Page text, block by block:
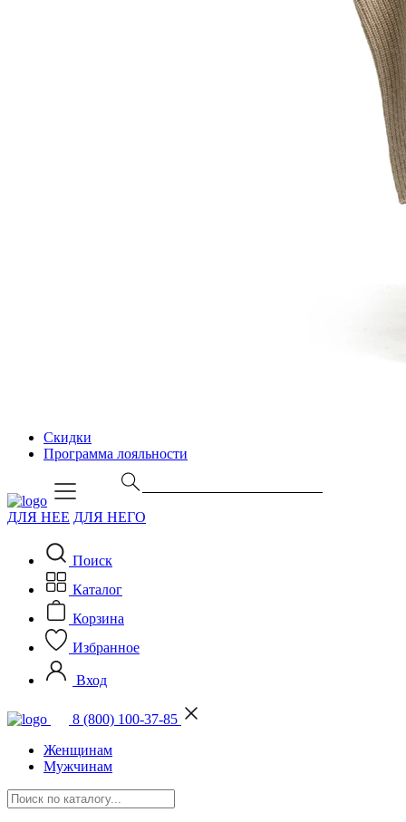
Скидки
Программа лояльности
ДЛЯ НЕЕ ДЛЯ НЕГО
Поиск
Каталог
Корзина
Избранное
Вход
8 (800) 100-37-85
Женщинам
Мужчинам